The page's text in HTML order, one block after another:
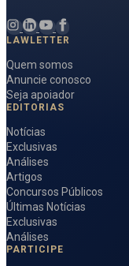
LAWLETTER
Quem somos
Anuncie conosco
Seja apoiador
EDITORIAS
Notícias
Exclusivas
Análises
Artigos
Concursos Públicos
Últimas Notícias
Exclusivas
Análises
PARTICIPE